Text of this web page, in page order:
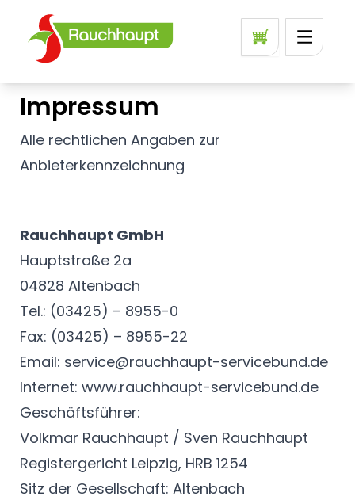
Impressum
Alle rechtlichen Angaben zur
Anbieterkennzeichnung
Rauchhaupt GmbH
Hauptstraße 2a
04828 Altenbach
Tel.: (03425) – 8955-0
Fax: (03425) – 8955-22
Email: service@rauchhaupt-servicebund.de
Internet: www.rauchhaupt-servicebund.de
Geschäftsführer:
Volkmar Rauchhaupt / Sven Rauchhaupt
Registergericht Leipzig, HRB 1254
Sitz der Gesellschaft: Altenbach